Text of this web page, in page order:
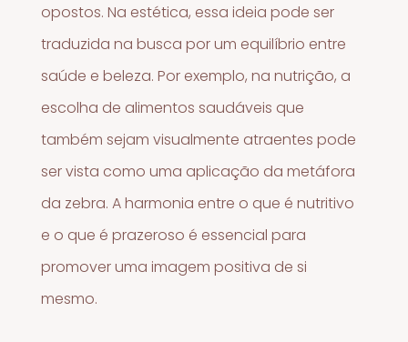
opostos. Na estética, essa ideia pode ser
traduzida na busca por um equilíbrio entre
saúde e beleza. Por exemplo, na nutrição, a
escolha de alimentos saudáveis que
também sejam visualmente atraentes pode
ser vista como uma aplicação da metáfora
da zebra. A harmonia entre o que é nutritivo
e o que é prazeroso é essencial para
promover uma imagem positiva de si
mesmo.